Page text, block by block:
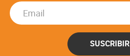
SUSCRIBIR